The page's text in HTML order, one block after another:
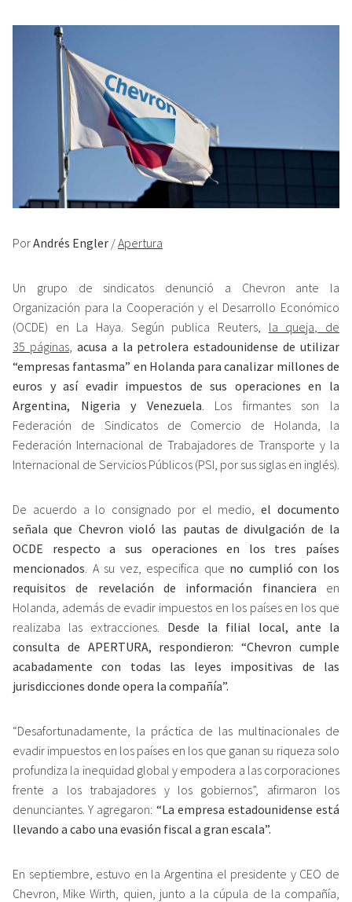
PorAndrés Engler /Apertura
Un grupo de sindicatos denunció a Chevron ante la
Organización para la Cooperación y el Desarrollo Económico
(OCDE) en La Haya. Según publica Reuters, la queja, de
35 páginas, acusa a la petrolera estadounidense de utilizar
“empresas fantasma” en Holanda para canalizar millones de
euros y así evadir impuestos de sus operaciones en la
Argentina, Nigeria y Venezuela . Los firmantes son la
Federación de Sindicatos de Comercio de Holanda, la
Federación Internacional de Trabajadores de Transporte y la
Internacional de Servicios Públicos (PSI, por sus siglas en inglés).
De acuerdo a lo consignado por el medio,el documento
señala que Chevron violó las pautas de divulgación de la
OCDE respecto a sus operaciones en los tres países
mencionados . A su vez, especifica que no cumplió con los
requisitos de revelación de información financiera en
Holanda, además de evadir impuestos en los países en los que
realizaba las extracciones. Desde la filial local, ante la
consulta de APERTURA, respondieron: “Chevron cumple
acabadamente con todas las leyes impositivas de las
jurisdicciones donde opera la compañía”.
“Desafortunadamente, la práctica de las multinacionales de
evadir impuestos en los países en los que ganan su riqueza solo
profundiza la inequidad global y empodera a las corporaciones
frente a los trabajadores y los gobiernos”, afirmaron los
denunciantes. Y agregaron: “La empresa estadounidense está
llevando a cabo una evasión fiscal a gran escala”.
En septiembre, estuvo en la Argentina el presidente y CEO de
Chevron, Mike Wirth, quien, junto a la cúpula de la compañía,